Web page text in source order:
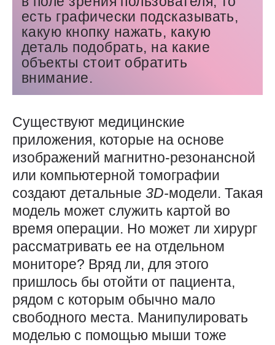
есть графически подсказывать,
какую кнопку нажать, какую
деталь подобрать, на какие
объекты стоит обратить
внимание.
Существуют медицинские
приложения, которые на основе
изображений магнитно-резонансной
или компьютерной томографии
создают детальные 3D-модели. Такая
модель может служить картой во
время операции. Но может ли хирург
рассматривать ее на отдельном
мониторе? Вряд ли, для этого
пришлось бы отойти от пациента,
рядом с которым обычно мало
свободного места. Манипулировать
моделью с помощью мыши тоже